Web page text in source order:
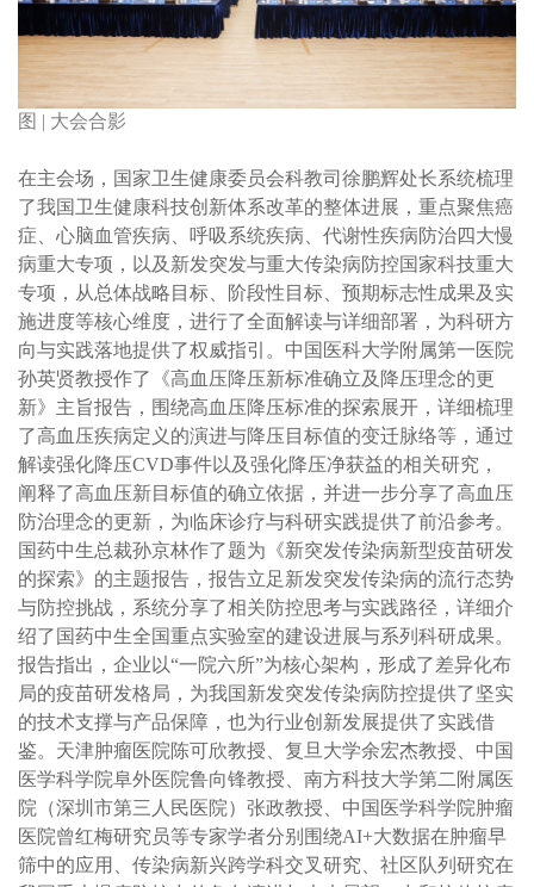
图 | 大会合影
在主会场，国家卫生健康委员会科教司徐鹏辉处长系统梳理
了我国卫生健康科技创新体系改革的整体进展，重点聚焦癌
症、心脑血管疾病、呼吸系统疾病、代谢性疾病防治四大慢
病重大专项，以及新发突发与重大传染病防控国家科技重大
专项，从总体战略目标、阶段性目标、预期标志性成果及实
施进度等核心维度，进行了全面解读与详细部署，为科研方
向与实践落地提供了权威指引。中国医科大学附属第一医院
孙英贤教授作了《高血压降压新标准确立及降压理念的更
新》主旨报告，围绕高血压降压标准的探索展开，详细梳理
了高血压疾病定义的演进与降压目标值的变迁脉络等，通过
解读强化降压CVD事件以及强化降压净获益的相关研究，
阐释了高血压新目标值的确立依据，并进一步分享了高血压
防治理念的更新，为临床诊疗与科研实践提供了前沿参考。
国药中生总裁孙京林作了题为《新突发传染病新型疫苗研发
的探索》的主题报告，报告立足新发突发传染病的流行态势
与防控挑战，系统分享了相关防控思考与实践路径，详细介
绍了国药中生全国重点实验室的建设进展与系列科研成果。
报告指出，企业以“一院六所”为核心架构，形成了差异化布
局的疫苗研发格局，为我国新发突发传染病防控提供了坚实
的技术支撑与产品保障，也为行业创新发展提供了实践借
鉴。天津肿瘤医院陈可欣教授、复旦大学余宏杰教授、中国
医学科学院阜外医院鲁向锋教授、南方科技大学第二附属医
院（深圳市第三人民医院）张政教授、中国医学科学院肿瘤
医院曾红梅研究员等专家学者分别围绕AI+大数据在肿瘤早
筛中的应用、传染病新兴跨学科交叉研究、社区队列研究在